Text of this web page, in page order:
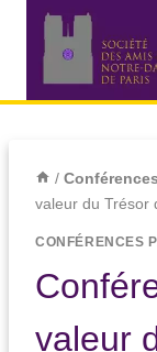
/
valeur du Trésor
CONFÉRENCES
valeur